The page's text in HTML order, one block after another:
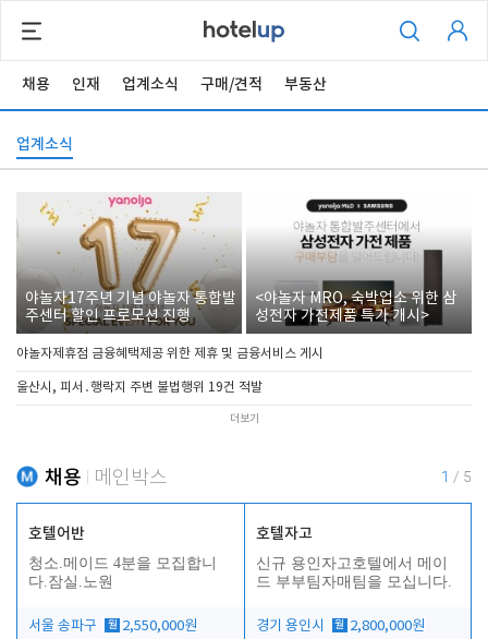
채용 인재 업계소식 구매/견적 부동산
업계소식
야놀자17주년 기념 야놀자 통합발
주센터 할인 프로모션 진행
<야놀자 MRO, 숙박업소 위한 삼
성전자 가전제품 특가 개시>
야놀자제휴점 금융혜택제공 위한 제휴 및 금융서비스 게시
울산시, 피서․행락지 주변 불법행위 19건 적발
더보기
채용 메인박스 1 / 5
호텔어반
청소.메이드 4분을 모집합니
다.잠실.노원
서울 송파구 월 2,550,000원
호텔자고
신규 용인자고호텔에서 메이
드 부부팀자매팀을 모십니다.
경기 용인시 월 2,800,000원